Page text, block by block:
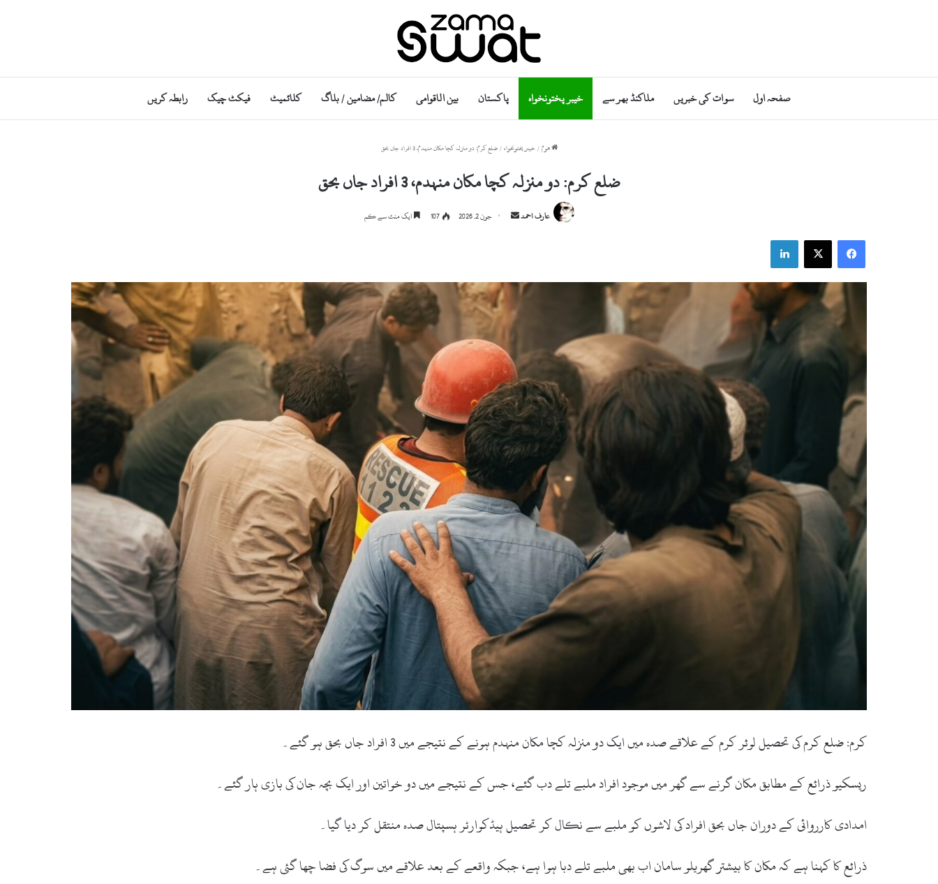
صفحہ اول سوات کی خبریں ملاکنڈ بھر سے خیبر پختونخواہ پاکستان بین الاقوامی کالم/ مضامین / بلاگ کلائمیٹ فیکٹ چیک رابطہ کریں
ھوم / خیبر پختونخواہ / ضلع کرم: دو منزلہ کچا مکان منہدم، 3 افراد جاں بحق
ضلع کرم: دو منزلہ کچا مکان منہدم، 3 افراد جاں بحق
عارف احمد
Send جون 2, 2026 107 ایک منٹ سے کم
Facebook
X
LinkedIn
کرم: ضلع کرم کی تحصیل لوئر کرم کے علاقے صدہ میں ایک دو منزلہ کچا مکان منہدم ہونے کے نتیجے میں 3 افراد جاں بحق ہو گئے۔
ریسکیو ذرائع کے مطابق مکان گرنے سے گھر میں موجود افراد ملبے تلے دب گئے، جس کے نتیجے میں دو خواتین اور ایک بچہ جان کی بازی ہار گئے۔
امدادی کارروائی کے دوران جاں بحق افراد کی لاشوں کو ملبے سے نکال کر تحصیل ہیڈکوارٹر ہسپتال صدہ منتقل کر دیا گیا۔
ذرائع کا کہنا ہے کہ مکان کا بیشتر گھریلو سامان اب بھی ملبے تلے دبا ہوا ہے، جبکہ واقعے کے بعد علاقے میں سوگ کی فضا چھا گئی ہے۔